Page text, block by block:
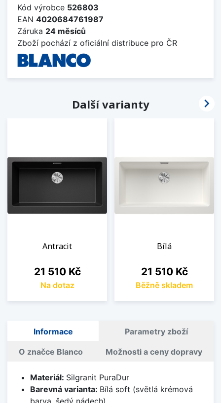
Kód výrobce 526803
EAN 4020684761987
Záruka 24 měsíců
Zboží pochází z oficiální distribuce pro ČR
Další varianty
Antracit
Cena
21 510 Kč
Na dotaz
Bílá
Cena
21 510 Kč
Běžně skladem

Informace Parametry zboží
O značce Blanco Možnosti a ceny dopravy
Materiál: Silgranit PuraDur
Barevná varianta: Bílá soft (světlá krémová
barva, šedý nádech)